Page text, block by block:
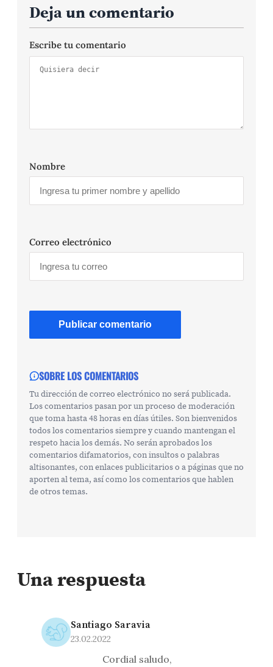
Deja un comentario
Escribe tu comentario
Nombre
Correo electrónico
SOBRE LOS COMENTARIOS
Tu dirección de correo electrónico no será publicada.
Los comentarios pasan por un proceso de moderación
que toma hasta 48 horas en días útiles. Son bienvenidos
todos los comentarios siempre y cuando mantengan el
respeto hacia los demás. No serán aprobados los
comentarios difamatorios, con insultos o palabras
altisonantes, con enlaces publicitarios o a páginas que no
aporten al tema, así como los comentarios que hablen
de otros temas.
Una respuesta
Santiago Saravia
23.02.2022
Cordial saludo,